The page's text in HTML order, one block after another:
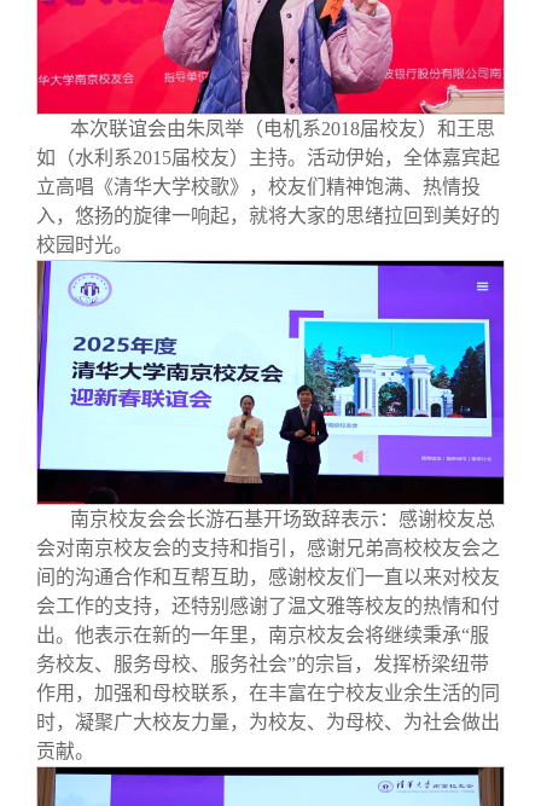
本次联谊会由朱凤举（电机系2018届校友）和王思
如（水利系2015届校友）主持。活动伊始，全体嘉宾起
立高唱《清华大学校歌》，校友们精神饱满、热情投
入，悠扬的旋律一响起，就将大家的思绪拉回到美好的
校园时光。
南京校友会会长游石基开场致辞表示：感谢校友总
会对南京校友会的支持和指引，感谢兄弟高校校友会之
间的沟通合作和互帮互助，感谢校友们一直以来对校友
会工作的支持，还特别感谢了温文雅等校友的热情和付
出。他表示在新的一年里，南京校友会将继续秉承“服
务校友、服务母校、服务社会”的宗旨，发挥桥梁纽带
作用，加强和母校联系，在丰富在宁校友业余生活的同
时，凝聚广大校友力量，为校友、为母校、为社会做出
贡献。